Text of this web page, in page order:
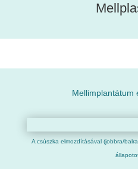
Mellimplantátum
A csúszka elmozdításával (jobbra/